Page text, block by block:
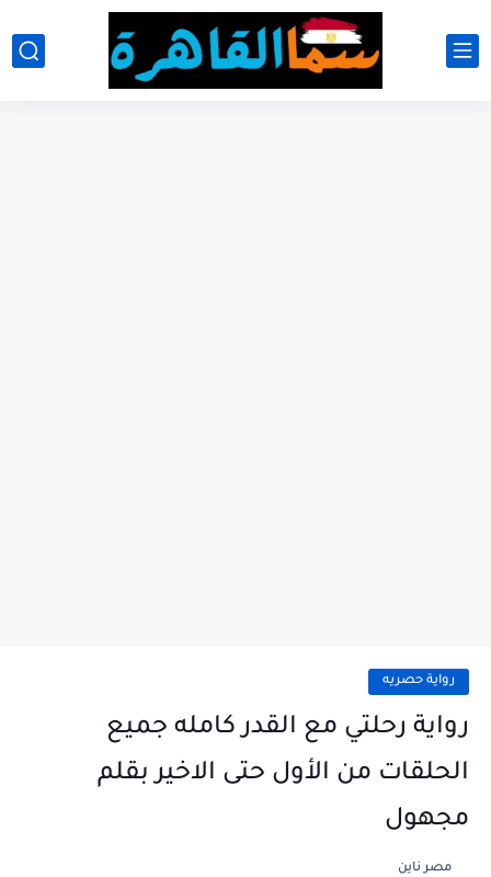
رواية حصريه
رواية رحلتي مع القدر كامله جميع
الحلقات من الأول حتى الاخير بقلم
مجهول
مصر ناين